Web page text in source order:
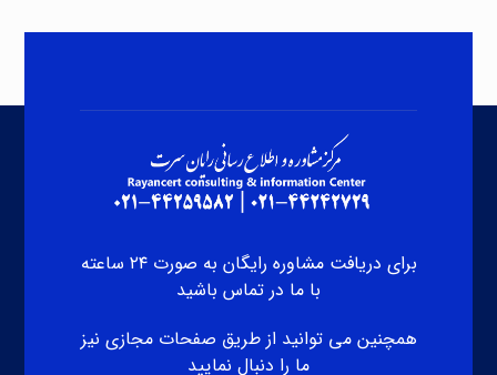
برای دریافت مشاوره رایگان به صورت ۲۴ ساعته
با ما در تماس باشید
همچنین می توانید از طریق صفحات مجازی نیز
ما را دنبال نمایید